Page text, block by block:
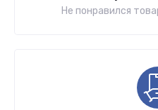
Не понравился